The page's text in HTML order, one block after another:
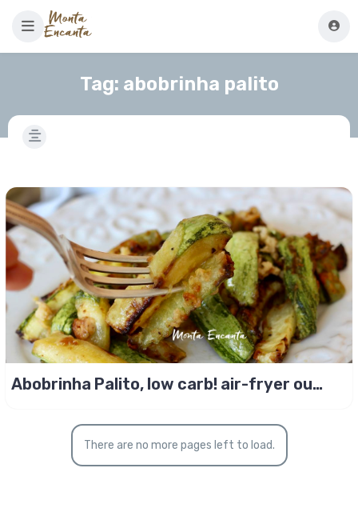
Tag: abobrinha palito
Abobrinha Palito, low carb! air-fryer ou
There are no more pages left to load.